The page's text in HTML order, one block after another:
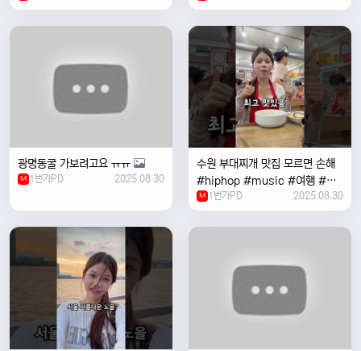
여행 #한국
광명동굴 가보려고요 ㅠㅠ
M 1번가PD 2025.08.30
수원 부대찌개 맛집 모르면 손해
#hiphop #music #여행 #맛
집 #수원 #한국여행 #베트남여
자 #혼자여행
M 1번가PD 2025.08.30